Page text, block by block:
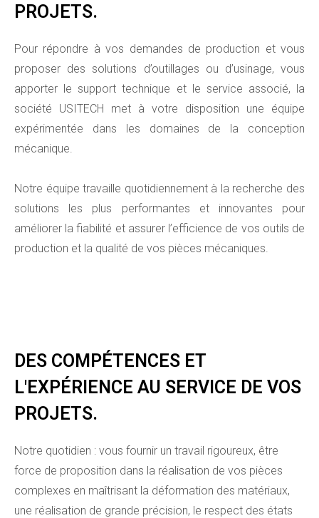
PROJETS.
Pour répondre à vos demandes de production et vous
proposer des solutions d’outillages ou d’usinage, vous
apporter le support technique et le service associé, la
société USITECH met à votre disposition une équipe
expérimentée dans les domaines de la conception
mécanique.
Notre équipe travaille quotidiennement à la recherche des
solutions les plus performantes et innovantes pour
améliorer la fiabilité et assurer l’efficience de vos outils de
production et la qualité de vos pièces mécaniques.
DES COMPÉTENCES ET
L'EXPÉRIENCE AU SERVICE DE VOS
PROJETS.
Notre quotidien : vous fournir un travail rigoureux, être
force de proposition dans la réalisation de vos pièces
complexes en maîtrisant la déformation des matériaux,
une réalisation de grande précision, le respect des états